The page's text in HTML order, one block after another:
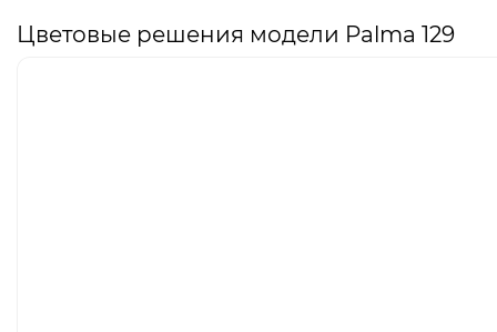
Цветовые решения модели Palma 129